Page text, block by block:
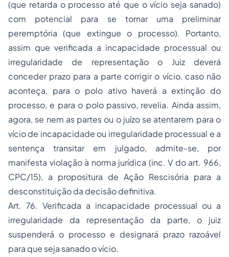
(que retarda o processo até que o vício seja sanado)
com potencial para se tornar uma preliminar
peremptória (que extingue o processo). Portanto,
assim que verificada a incapacidade processual ou
irregularidade de representação o Juiz deverá
conceder prazo para a parte corrigir o vício, caso não
aconteça, para o polo ativo haverá a extinção do
processo, e para o polo passivo, revelia. Ainda assim,
agora, se nem as partes ou o juízo se atentarem para o
vício de incapacidade ou irregularidade processual e a
sentença transitar em julgado, admite-se, por
manifesta violação à norma jurídica (inc. V do art. 966,
CPC/15), a propositura de Ação Rescisória para a
desconstituição da decisão definitiva.
Art. 76. Verificada a incapacidade processual ou a
irregularidade da representação da parte, o juiz
suspenderá o processo e designará prazo razoável
para que seja sanado o vício.